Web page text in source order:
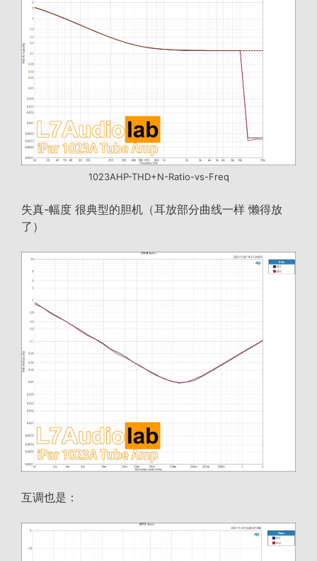
1023AHP-THD+N-Ratio-vs-Freq
失真-幅度 很典型的胆机（耳放部分曲线一样 懒得放
了）
互调也是：